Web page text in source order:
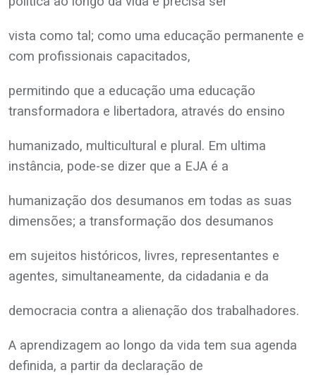
vista como tal; como uma educação permanente e
com profissionais capacitados,
permitindo que a educação uma educação
transformadora e libertadora, através do ensino
humanizado, multicultural e plural. Em ultima
instância, pode-se dizer que a EJA é a
humanização dos desumanos em todas as suas
dimensões; a transformação dos desumanos
em sujeitos históricos, livres, representantes e
agentes, simultaneamente, da cidadania e da
democracia contra a alienação dos trabalhadores.
A aprendizagem ao longo da vida tem sua agenda
definida, a partir da declaração de